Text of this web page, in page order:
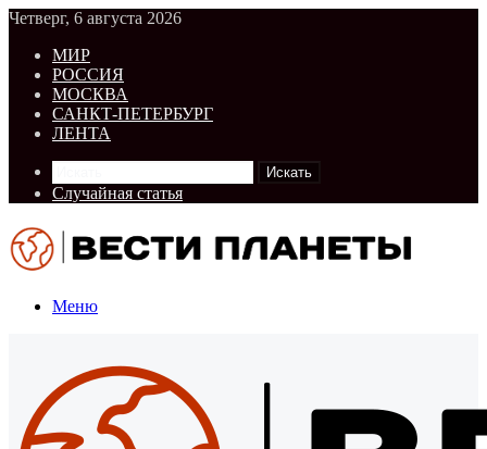
Четверг, 6 августа 2026
МИР
РОССИЯ
МОСКВА
САНКТ-ПЕТЕРБУРГ
ЛЕНТА
Искать
Случайная статья
Меню